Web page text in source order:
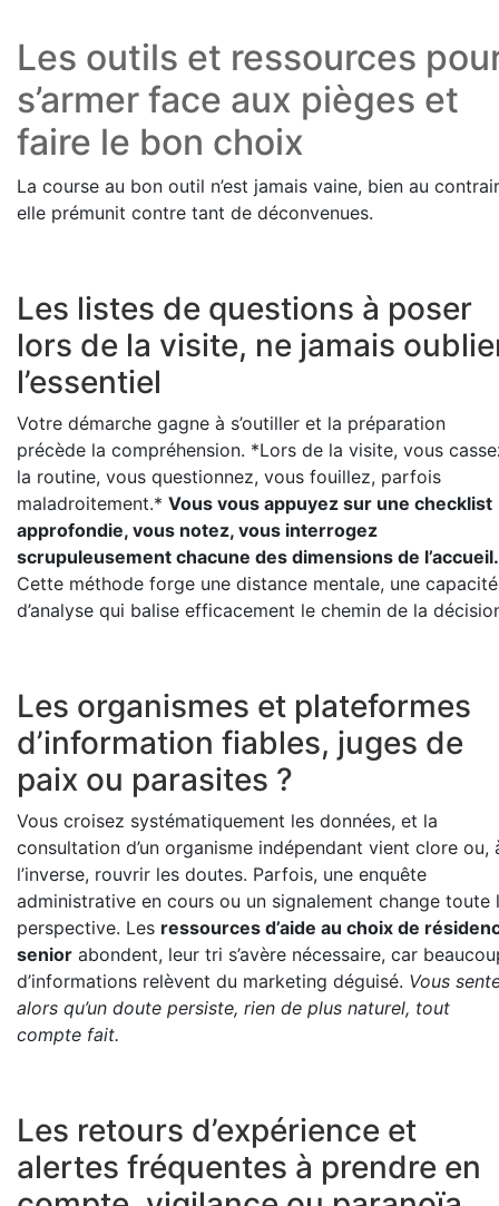
Les outils et ressources
s’armer face aux pièges et
faire le bon choix
La course au bon outil n’est jamais vaine, bien au
elle prémunit contre tant de déconvenues.
Les listes de questions à poser
lors de la visite, ne jamais
l’essentiel
Votre démarche gagne à s’outiller et la préparation
précède la compréhension. *Lors de la visite, vous
la routine, vous questionnez, vous fouillez, parfois
maladroitement.* Vous vous appuyez sur une checklist
approfondie, vous notez, vous interrogez
scrupuleusement chacune des dimensions de l’accueil.
Cette méthode forge une distance mentale, une capacité
d’analyse qui balise efficacement le chemin de la
Les organismes et plateformes
d’information fiables, juges de
paix ou parasites ?
Vous croisez systématiquement les données, et la
consultation d’un organisme indépendant vient clore ou,
l’inverse, rouvrir les doutes. Parfois, une enquête
administrative en cours ou un signalement change toute
perspective. Les ressources d’aide au choix de
senior abondent, leur tri s’avère nécessaire, car
d’informations relèvent du marketing déguisé. Vous
alors qu’un doute persiste, rien de plus naturel, tout
compte fait.
Les retours d’expérience et
alertes fréquentes à prendre en